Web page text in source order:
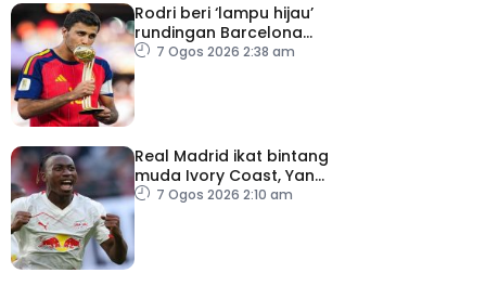
Rodri beri ‘lampu hijau’
rundingan Barcelona
dengan Man City
7 Ogos 2026 2:38 am
Real Madrid ikat bintang
muda Ivory Coast, Yan
Diomande
7 Ogos 2026 2:10 am